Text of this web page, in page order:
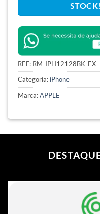
REF: RM-IPH12128BK-EX
Categoria: iPhone
Marca:APPLE